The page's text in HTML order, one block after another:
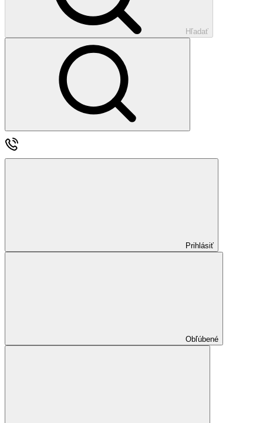
Hľadať
Prihlásiť
Obľúbené